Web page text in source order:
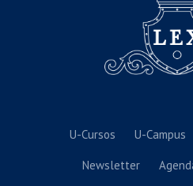
U-Cursos U-Campus
Newsletter